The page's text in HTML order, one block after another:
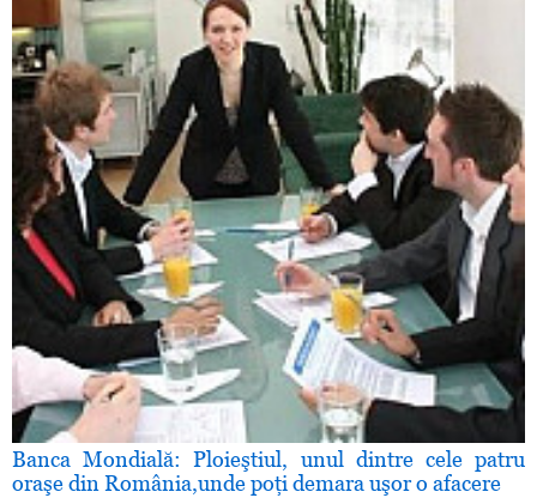
Banca Mondială: Ploieştiul, unul dintre cele patru
oraşe din România,unde poţi demara uşor o afacere